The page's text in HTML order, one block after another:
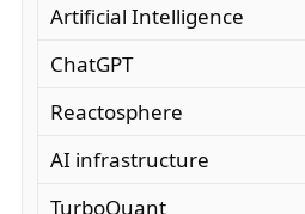
Artificial Intelligence
ChatGPT
Reactosphere
AI infrastructure
TurboQuant